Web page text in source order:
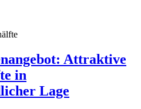
Attraktive
in
Lage